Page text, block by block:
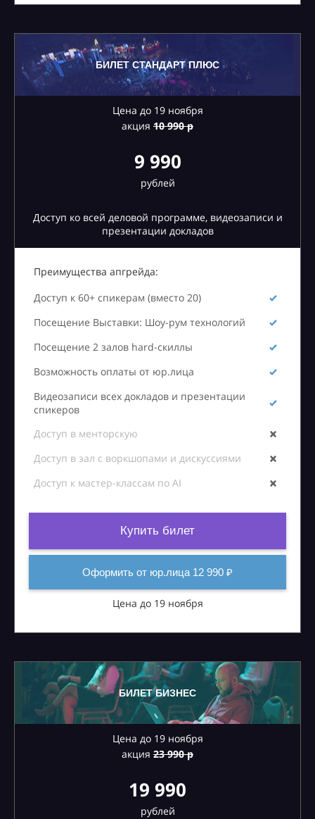
БИЛЕТ СТАНДАРТ ПЛЮС
Цена до 19 ноября
акция 10990 р
9 990
рублей
Доступ ко всей деловой программе, видеозаписи и
презентации докладов
Преимущества апгрейда:
Доступ к 60+ спикерам (вместо 20)
Посещение Выставки: Шоу-рум технологий
Посещение 2 залов hard-скиллы
Возможность оплаты от юр.лица
Видеозаписи всех докладов и презентации
спикеров
Доступ в менторскую
Доступ в зал с воркшопами и дискуссиями
Доступ к мастер-классам по AI
Купить билет
Оформить от юр.лица 12 990 ₽
Цена до 19 ноября
БИЛЕТ БИЗНЕС
Цена до 19 ноября
акция 23990 р
19 990
рублей